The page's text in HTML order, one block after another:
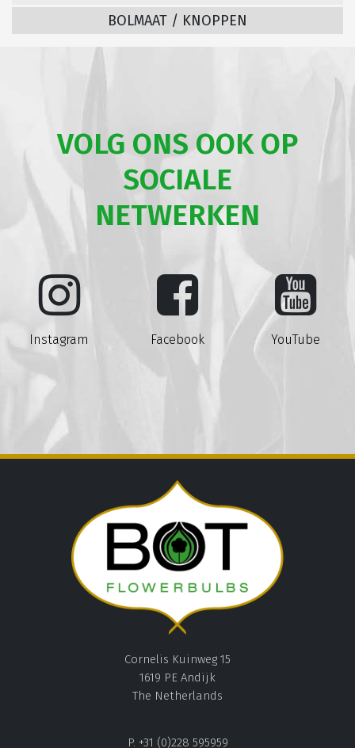
BOLMAAT / KNOPPEN
VOLG ONS OOK OP
SOCIALE
NETWERKEN
Instagram Facebook YouTube
Cornelis Kuinweg 15
1619 PE Andijk
The Netherlands
P. +31 (0)228 595959